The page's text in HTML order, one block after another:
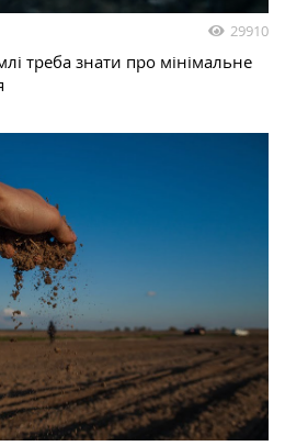
29910
треба знати про мінімальне